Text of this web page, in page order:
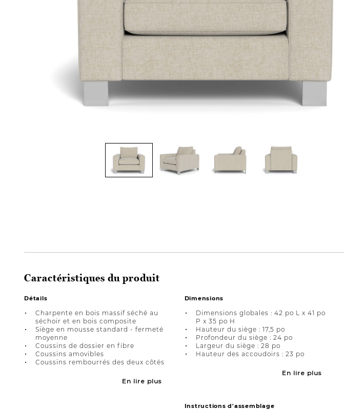
Caractéristiques du produit
Détails
Charpente en bois massif séché au
séchoir et en bois composite
Siège en mousse standard - fermeté
moyenne
Coussins de dossier en fibre
Coussins amovibles
Coussins rembourrés des deux côtés
En lire plus
Dimensions
Dimensions globales : 42 po L x 41 po
P x 35 po H
Hauteur du siège : 17,5 po
Profondeur du siège : 24 po
Largeur du siège : 28 po
Hauteur des accoudoirs : 23 po
En lire plus
Instructions d'assemblage